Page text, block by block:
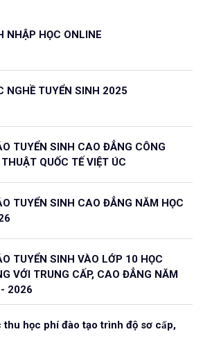
NHẬP HỌC ONLINE
NGHỀ TUYỂN SINH 2025
TUYỂN SINH CAO ĐẲNG CÔNG
QUỐC TẾ VIỆT ÚC
TUYỂN SINH CAO ĐẲNG NĂM HỌC
TUYỂN SINH VÀO LỚP 10 HỌC
VỚI TRUNG CẤP, CAO ĐẲNG NĂM
2026
thu học phí đào tạo trình độ sơ cấp,